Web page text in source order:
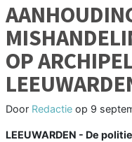
OP
Door Redactie op 9
LEEUWARDEN - De